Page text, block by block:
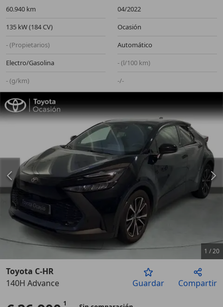
60.940 km
04/2022
135 kW (184 CV)
Ocasión
- (Propietarios)
Automático
Electro/Gasolina
- (l/100 km)
- (g/km)
-/-
Anterior
1 /20
Toyota C-HR
140H Advance
Guardar Compartir